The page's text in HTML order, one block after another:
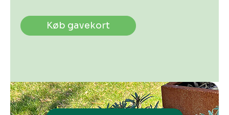
Køb gavekort